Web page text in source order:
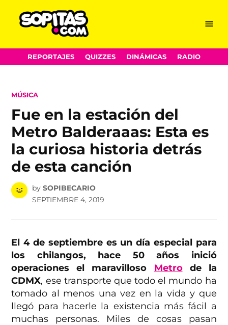
Skip
to
Menu
REPORTAJES QUIZZES DINÁMICAS RADIO
POSTED
MÚSICA
Fue en la estación del
Metro Balderaaas: Esta es
la curiosa historia detrás
de esta canción
by SOPIBECARIO
SEPTIEMBRE 4, 2019
El 4 de septiembre es un día especial para
los chilangos, hace 50 años inició
operaciones el maravilloso Metrode la
CDMX, ese transporte que todo el mundo ha
tomado al menos una vez en la vida y que
llegó para hacerle la existencia más fácil a
muchas personas. Miles de cosas pasan